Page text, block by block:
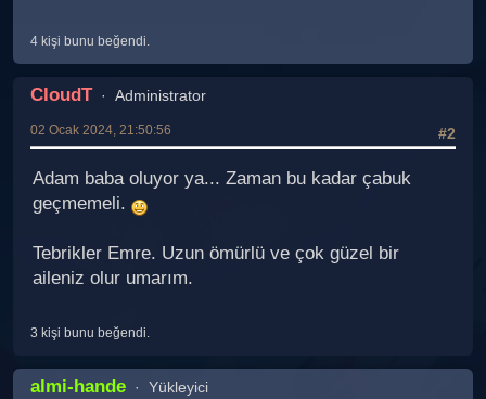
4 kişi bunu beğendi.
CloudT Administrator
#2
02 Ocak 2024, 21:50:56
Adam baba oluyor ya... Zaman bu kadar çabuk
geçmemeli.
Tebrikler Emre. Uzun ömürlü ve çok güzel bir
aileniz olur umarım.
3 kişi bunu beğendi.
almi-hande Yükleyici